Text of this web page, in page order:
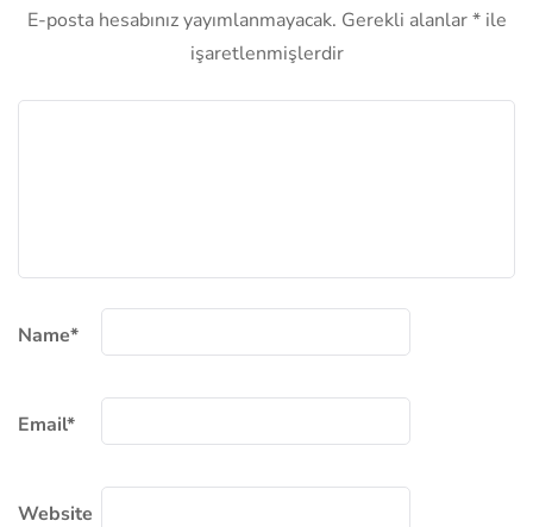
E-posta hesabınız yayımlanmayacak. Gerekli alanlar*ile
işaretlenmişlerdir
Name*
Email*
Website